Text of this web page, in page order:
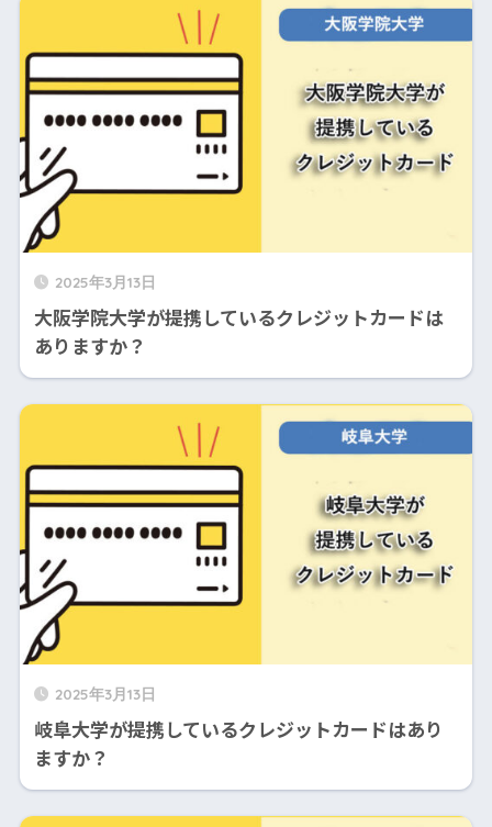
2025年3月13日
大阪学院大学が提携しているクレジットカードは
ありますか？
2025年3月13日
岐阜大学が提携しているクレジットカードはあり
ますか？